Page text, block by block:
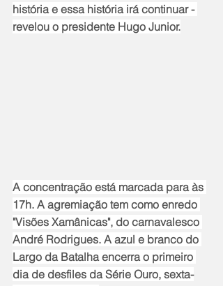
história e essa história irá continuar -
revelou o presidente Hugo Junior.
A concentração está marcada para às
17h. A agremiação tem como enredo
"Visões Xamânicas", do carnavalesco
André Rodrigues. A azul e branco do
Largo da Batalha encerra o primeiro
dia de desfiles da Série Ouro, sexta-